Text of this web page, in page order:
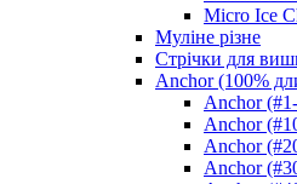
Micro Ice
Муліне різне
Стрічки для
Anchor (100%
Anchor
Anchor
Anchor
Anchor